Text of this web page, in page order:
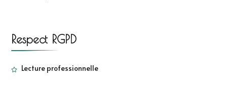
Respect RGPD
Lecture professionnelle